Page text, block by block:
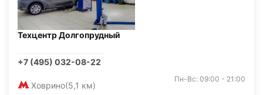
Техцентр Долгопрудный
+7 (495) 032-08-22
Ховрино(5,1 км)
Пн-Вс: 09:00 - 21:00